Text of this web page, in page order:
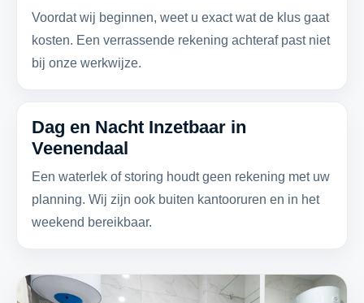
Voordat wij beginnen, weet u exact wat de klus gaat
kosten. Een verrassende rekening achteraf past niet
bij onze werkwijze.
Dag en Nacht Inzetbaar in
Veenendaal
Een waterlek of storing houdt geen rekening met uw
planning. Wij zijn ook buiten kantooruren en in het
weekend bereikbaar.